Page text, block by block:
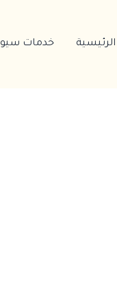
الرئيسية خدمات سيو